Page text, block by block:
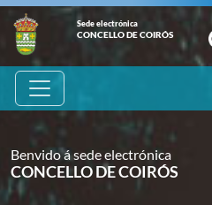
Sede electrónica
CONCELLO DE COIRÓS
Benvido á sede electrónica
CONCELLO DE COIRÓS